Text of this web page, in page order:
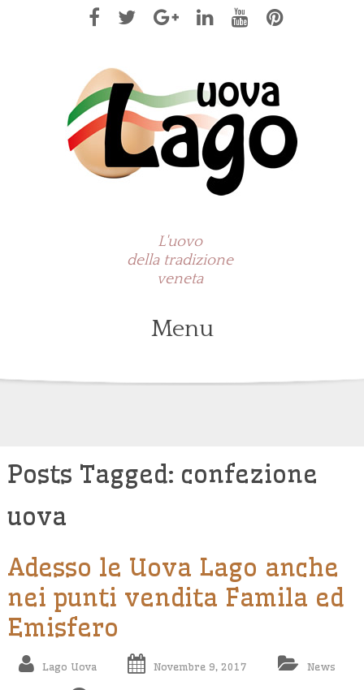
L'uovo
della tradizione
veneta
Menu
Posts Tagged: confezione
uova
Adesso le Uova Lago anche
nei punti vendita Famila ed
Emisfero
Lago Uova Novembre 9, 2017 News